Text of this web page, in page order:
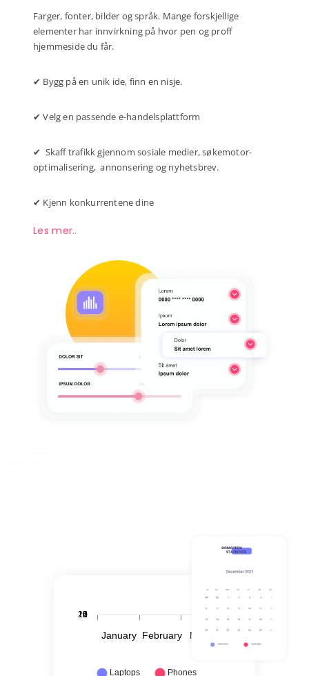
Farger, fonter, bilder og språk. Mange forskjellige
elementer har innvirkning på hvor pen og proff
hjemmeside du får.
✔ Bygg på en unik ide, finn en nisje.
✔ Velg en passende e-handelsplattform
✔ Skaff trafikk gjennom sosiale medier, søkemotor-
optimalisering, annonsering og nyhetsbrev.
✔ Kjenn konkurrentene dine
Les mer..